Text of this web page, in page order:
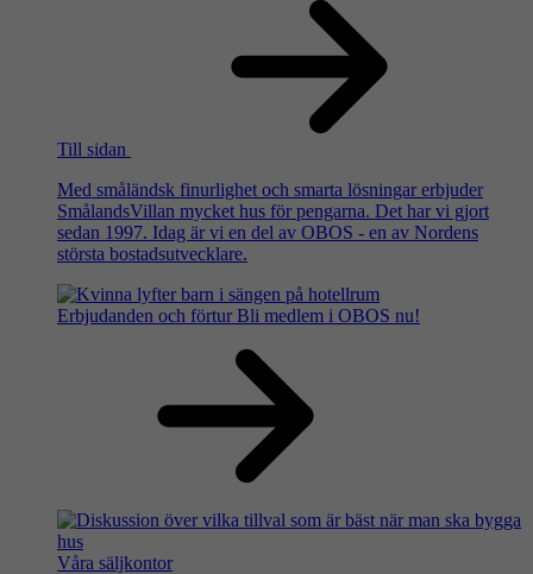
Till sidan
Med småländsk finurlighet och smarta lösningar erbjuder
SmålandsVillan mycket hus för pengarna. Det har vi gjort
sedan 1997. Idag är vi en del av OBOS - en av Nordens
största bostadsutvecklare.
Erbjudanden och förtur Bli medlem i OBOS nu!
Våra säljkontor